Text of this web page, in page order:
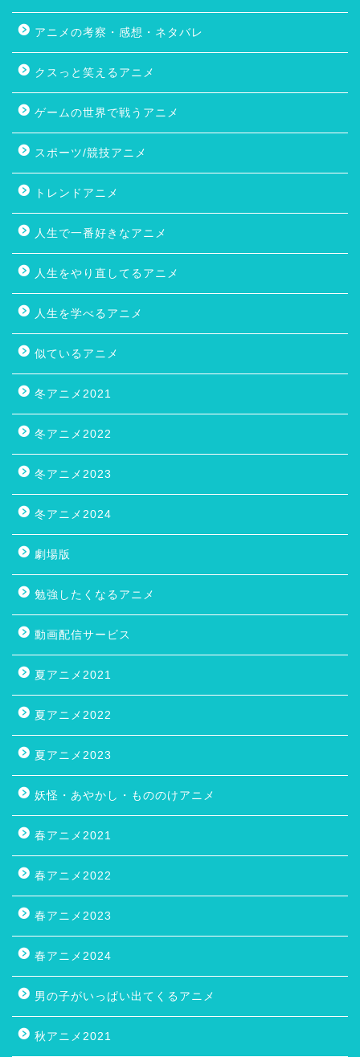
アニメの考察・感想・ネタバレ
クスっと笑えるアニメ
ゲームの世界で戦うアニメ
スポーツ/競技アニメ
トレンドアニメ
人生で一番好きなアニメ
人生をやり直してるアニメ
人生を学べるアニメ
似ているアニメ
冬アニメ2021
冬アニメ2022
冬アニメ2023
冬アニメ2024
劇場版
勉強したくなるアニメ
動画配信サービス
夏アニメ2021
夏アニメ2022
夏アニメ2023
妖怪・あやかし・もののけアニメ
春アニメ2021
春アニメ2022
春アニメ2023
春アニメ2024
男の子がいっぱい出てくるアニメ
秋アニメ2021